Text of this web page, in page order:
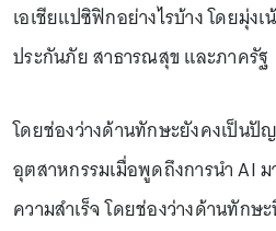
เอเชียแปซิฟิกอย่างไรบ้าง โดยมุ่ง
ประกันภัย สาธารณสุข และภาครัฐ
โดยช่องว่างด้านทักษะยังคงเป็น
อุตสาหกรรมเมื่อพูดถึงการนำ AI
ความสำเร็จ โดยช่องว่างด้านทัก